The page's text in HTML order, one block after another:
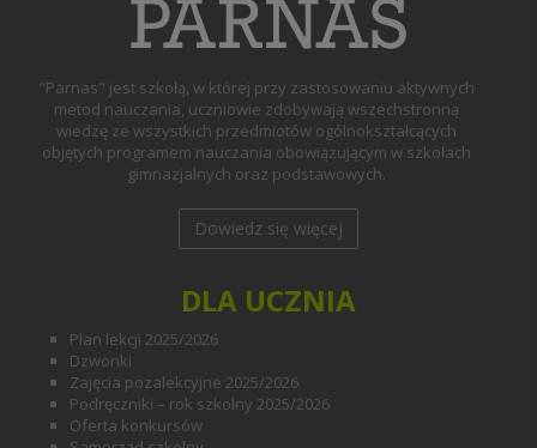
"Parnas" jest szkołą, w której przy zastosowaniu aktywnych
metod nauczania, uczniowie zdobywają wszechstronną
wiedzę ze wszystkich przedmiotów ogólnokształcących
objętych programem nauczania obowiązującym w szkołach
gimnazjalnych oraz podstawowych.
Dowiedz się więcej
DLA UCZNIA
Plan lekcji 2025/2026
Dzwonki
Zajęcia pozalekcyjne 2025/2026
Podręczniki – rok szkolny 2025/2026
Oferta konkursów